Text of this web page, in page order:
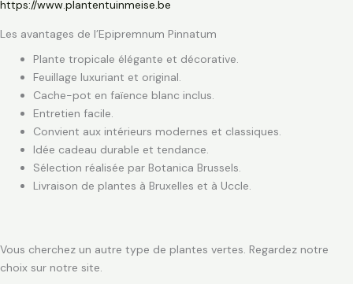
https://www.plantentuinmeise.be
Les avantages de l’Epipremnum Pinnatum
Plante tropicale élégante et décorative.
Feuillage luxuriant et original.
Cache-pot en faïence blanc inclus.
Entretien facile.
Convient aux intérieurs modernes et classiques.
Idée cadeau durable et tendance.
Sélection réalisée par Botanica Brussels.
Livraison de plantes à Bruxelles et à Uccle.
Vous cherchez un autre type de plantes vertes. Regardez notre
choix sur notre site.